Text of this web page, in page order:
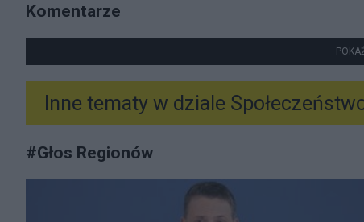
Komentarze
Inne tematy w dziale
#Głos Regionów